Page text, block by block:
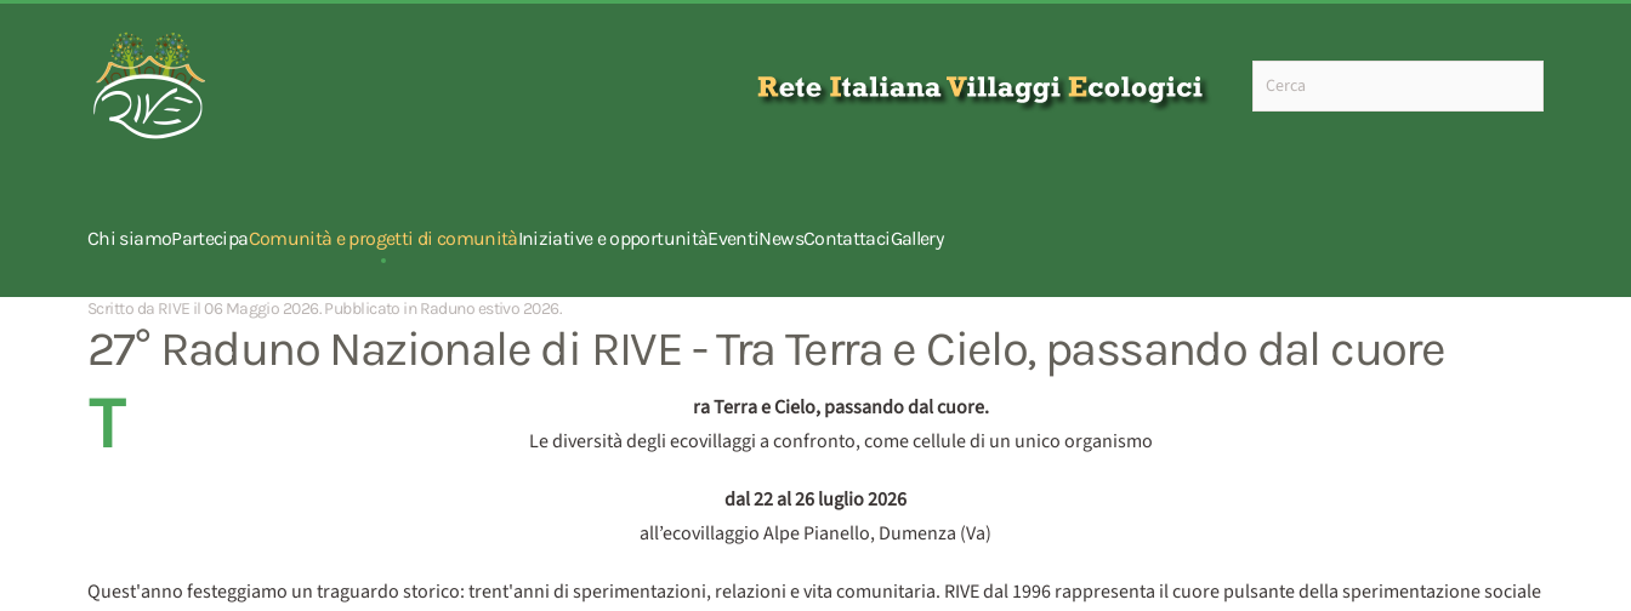
Chi siamoPartecipaComunità e progetti di comunitàIniziative e opportunitàEventiNewsContattaciGallery
Scritto da RIVE il 06 Maggio 2026. Pubblicato in Raduno estivo 2026.
27° Raduno Nazionale di RIVE - Tra Terra e Cielo, passando dal cuore
T
ra Terra e Cielo, passando dal cuore.
Le diversità degli ecovillaggi a confronto, come cellule di un unico organismo
dal 22 al 26 luglio 2026
all’ecovillaggio Alpe Pianello, Dumenza (Va)
Quest'anno festeggiamo un traguardo storico: trent'anni di sperimentazioni, relazioni e vita comunitaria. RIVE dal 1996 rappresenta il cuore pulsante della sperimentazione sociale